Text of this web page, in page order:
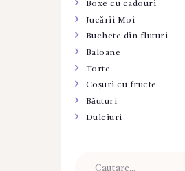
Boxe cu cadouri
Jucării Moi
Buchete din fluturi
Baloane
Torte
Coșuri cu fructe
Băuturi
Dulciuri